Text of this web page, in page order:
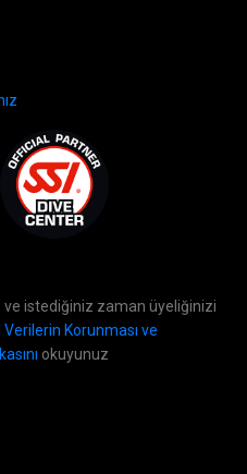
ve istediğiniz zaman üyeliğinizi
Verilerin Korunması ve
okuyunuz